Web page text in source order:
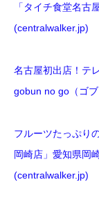
「タイチ食堂名古
(centralwalker.jp)
名古屋初出店！テ
gobun no go（ゴ
フルーツたっぷり
岡崎店」愛知県岡
(centralwalker.jp)